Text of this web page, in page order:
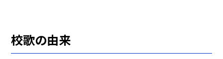
校歌の由来